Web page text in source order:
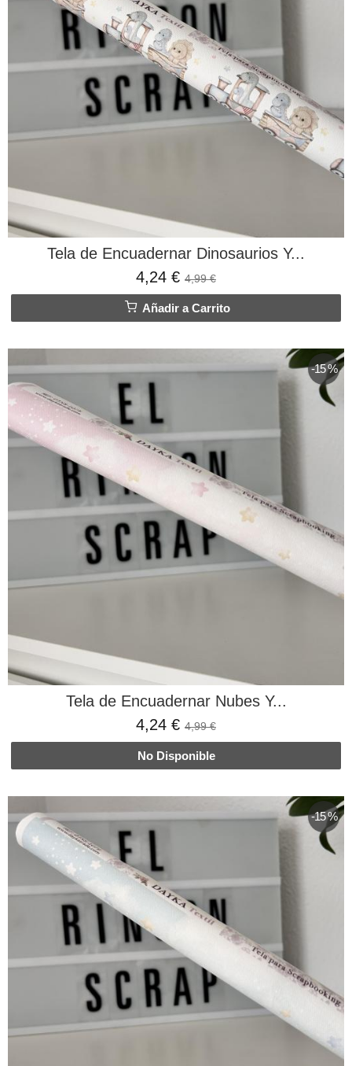
Tela de Encuadernar Dinosaurios Y...
4,24 € 4,99 €
Añadir a Carrito
-15 %
Tela de Encuadernar Nubes Y...
4,24 € 4,99 €
No Disponible
-15 %